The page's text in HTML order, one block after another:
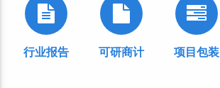
行业报告 可研商计 项目包装